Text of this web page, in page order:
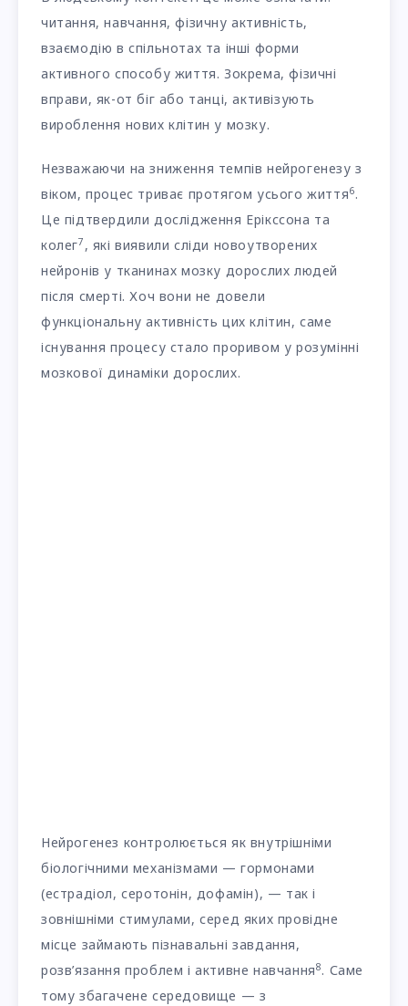
читання, навчання, фізичну активність,
взаємодію в спільнотах та інші форми
активного способу життя. Зокрема, фізичні
вправи, як-от біг або танці, активізують
вироблення нових клітин у мозку.
Незважаючи на зниження темпів нейрогенезу з
віком, процес триває протягом усього життя6.
Це підтвердили дослідження Ерікссона та
колег7 , які виявили сліди новоутворених
нейронів у тканинах мозку дорослих людей
після смерті. Хоч вони не довели
функціональну активність цих клітин, саме
існування процесу стало проривом у розумінні
мозкової динаміки дорослих.
Нейрогенез контролюється як внутрішніми
біологічними механізмами — гормонами
(естрадіол, серотонін, дофамін), — так і
зовнішніми стимулами, серед яких провідне
місце займають пізнавальні завдання,
розв’язання проблем і активне навчання8. Саме
тому збагачене середовище — з